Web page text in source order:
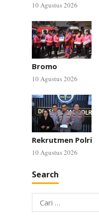
10 Agustus 2026
Bromo
10 Agustus 2026
Rekrutmen Polri
10 Agustus 2026
Search
Cari
untuk: